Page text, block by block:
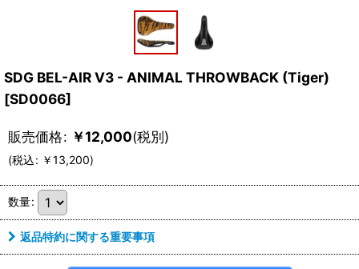
SDG BEL-AIR V3 - ANIMAL THROWBACK (Tiger)
[SD0066]
販売価格: ￥12,000(税別)
(税込: ￥13,200)
数量:
返品特約に関する重要事項